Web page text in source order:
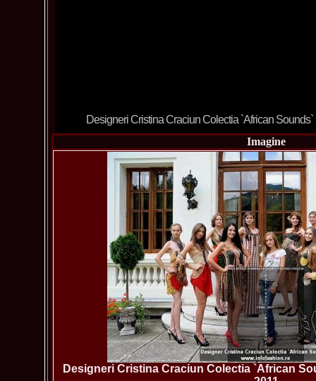
Designer Cristina Craciun Colectia `African
Imagine
Designeri Cristina Craciun Colectia `African